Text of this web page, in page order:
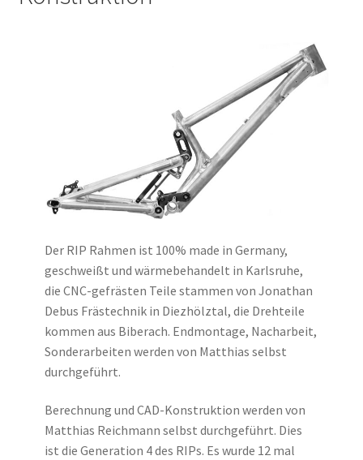
Der RIP Rahmen ist 100% made in Germany,
geschweißt und wärmebehandelt in Karlsruhe,
die CNC-gefrästen Teile stammen von Jonathan
Debus Frästechnik in Diezhölztal, die Drehteile
kommen aus Biberach. Endmontage, Nacharbeit,
Sonderarbeiten werden von Matthias selbst
durchgeführt.
Berechnung und CAD-Konstruktion werden von
Matthias Reichmann selbst durchgeführt. Dies
ist die Generation 4 des RIPs. Es wurde 12 mal